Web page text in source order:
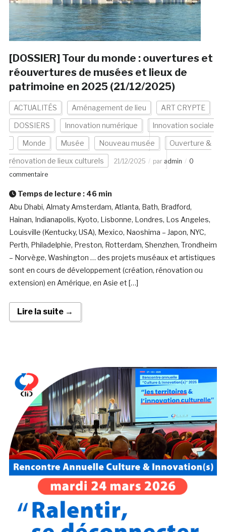
[DOSSIER] Tour du monde : ouvertures et
réouvertures de musées et lieux de
patrimoine en 2025 (21/12/2025)
ACTUALITÉS Aménagement de lieu ART CRYPTE
DOSSIERS Innovation numérique Innovation sociale
Monde Musée Nouveau musée Ouverture &
rénovation de lieux culturels 21/12/2025 par admin
0
commentaire
Temps de lecture : 46 min
Abu Dhabi, Almaty Amsterdam, Atlanta, Bath, Bradford,
Hainan, Indianapolis, Kyoto, Lisbonne, Londres, Los Angeles,
Louisville (Kentucky, USA), Mexico, Naoshima – Japon, NYC,
Perth, Philadelphie, Preston, Rotterdam, Shenzhen, Trondheim
– Norvège, Washington … des projets muséaux et artistiques
sont en cours de développement (création, rénovation ou
extension) en Amérique, en Asie et […]
Lire la suite →